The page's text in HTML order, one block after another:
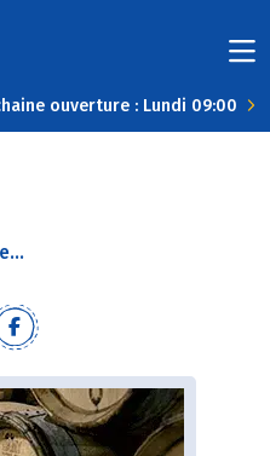
ouverture : Lundi 09:00